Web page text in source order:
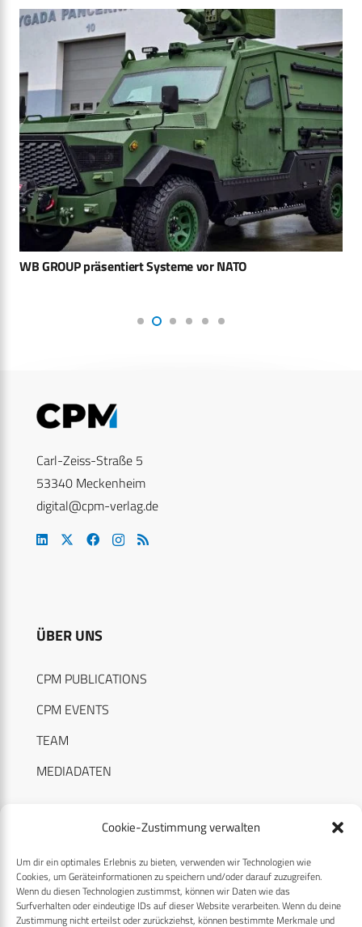
Cookie-Zustimmung verwalten
Um dir ein optimales Erlebnis zu bieten, verwenden wir Technologien wie
Cookies, um Geräteinformationen zu speichern und/oder darauf zuzugreifen.
Wenn du diesen Technologien zustimmst, können wir Daten wie das
Surfverhalten oder eindeutige IDs auf dieser Website verarbeiten. Wenn du deine
Zustimmung nicht erteilst oder zurückziehst, können bestimmte Merkmale und
WB GROUP präsentiert Systeme vor NATO
Carl-Zeiss-Straße 5
53340 Meckenheim
digital@cpm-verlag.de
ÜBER UNS
CPM PUBLICATIONS
CPM EVENTS
TEAM
MEDIADATEN
RECHTLICHES
Datenschutzerklärung